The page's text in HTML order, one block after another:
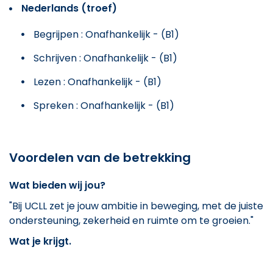
Nederlands (troef)
Begrijpen : Onafhankelijk - (B1)
Schrijven : Onafhankelijk - (B1)
Lezen : Onafhankelijk - (B1)
Spreken : Onafhankelijk - (B1)
Voordelen van de betrekking
Wat bieden wij jou?
"Bij UCLL zet je jouw ambitie in beweging, met de juiste
ondersteuning, zekerheid en ruimte om te groeien."
Wat je krijgt.